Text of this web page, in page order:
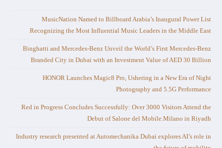
MusicNation Named to Billboard Arabia’s Inaugural Power List
Recognizing the Most Influential Music Leaders in the Middle East
Binghatti and Mercedes-Benz Unveil the World’s First Mercedes-Benz
Branded City in Dubai with an Investment Value of AED 30 Billion
HONOR Launches Magic8 Pro, Ushering in a New Era of Night
Photography and 5.5G Performance
Red in Progress Concludes Successfully: Over 3000 Visitors Attend the
Debut of Salone del Mobile.Milano in Riyadh
Industry research presented at Automechanika Dubai explores AI’s role in